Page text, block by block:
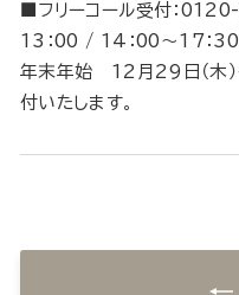
■フリーコール受付：
13：00 / 14：00～17：30
年末年始 12月29日（木）
付いたします。